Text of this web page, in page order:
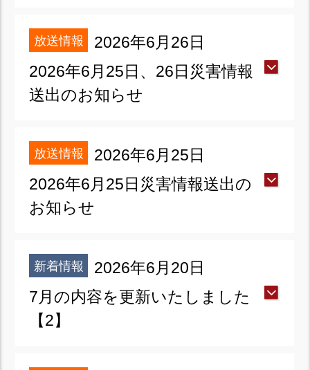
放送情報
2026年6月26日
2026年6月25日、26日災害情報
送出のお知らせ
放送情報
2026年6月25日
2026年6月25日災害情報送出の
お知らせ
新着情報
2026年6月20日
7月の内容を更新いたしました
【2】